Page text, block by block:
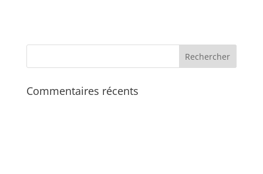
Commentaires récents